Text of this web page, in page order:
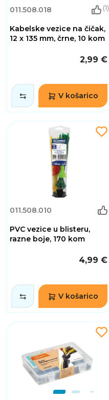
011.508.018 (1)
Kabelske vezice na čičak,
12 x 135 mm, črne, 10 kom
2,99 €
V košarico
011.508.010
PVC vezice u blisteru,
razne boje, 170 kom
4,99 €
V košarico